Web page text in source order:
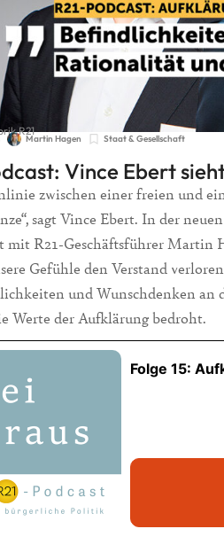
R21
Martin Hagen Staat & Gesellschaft
Vince Ebert
zwischen einer freien und
sagt Vince Ebert. In der
mit R21-Geschäftsführer Martin
Gefühle den Verstand
und Wunschdenken an
Werte der Aufklärung bedroht.